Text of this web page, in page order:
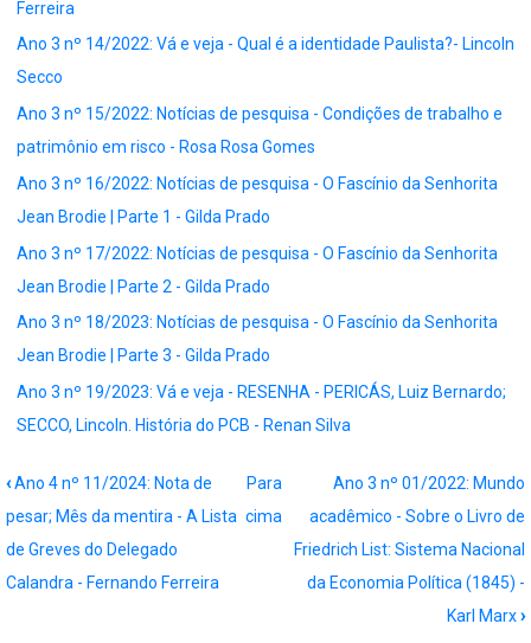
Ferreira
Ano 3 nº 14/2022: Vá e veja - Qual é a identidade Paulista?- Lincoln
Secco
Ano 3 nº 15/2022: Notícias de pesquisa - Condições de trabalho e
patrimônio em risco - Rosa Rosa Gomes
Ano 3 nº 16/2022: Notícias de pesquisa - O Fascínio da Senhorita
Jean Brodie | Parte 1 - Gilda Prado
Ano 3 nº 17/2022: Notícias de pesquisa - O Fascínio da Senhorita
Jean Brodie | Parte 2 - Gilda Prado
Ano 3 nº 18/2023: Notícias de pesquisa - O Fascínio da Senhorita
Jean Brodie | Parte 3 - Gilda Prado
Ano 3 nº 19/2023: Vá e veja - RESENHA - PERICÁS, Luiz Bernardo;
SECCO, Lincoln. História do PCB - Renan Silva
Book
traversal
links
for
‹Ano 4 nº 11/2024: Nota de
pesar; Mês da mentira - A Lista
de Greves do Delegado
Calandra - Fernando Ferreira
Para
cima
Ano 3 nº 01/2022: Mundo
acadêmico - Sobre o Livro de
Friedrich List: Sistema Nacional
da Economia Política (1845) -
Karl Marx›